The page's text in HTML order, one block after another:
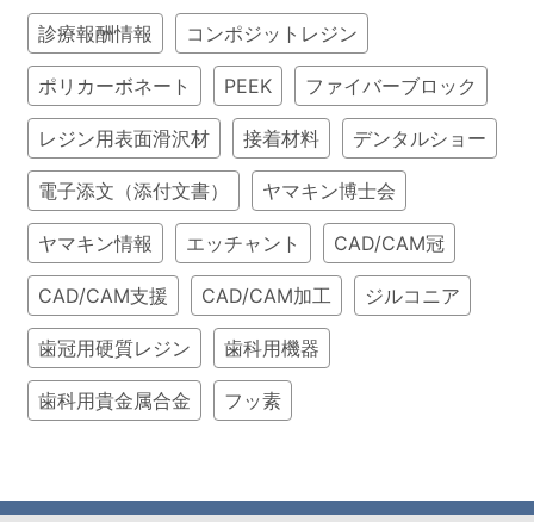
診療報酬情報 コンポジットレジン
ポリカーボネート PEEK ファイバーブロック
レジン用表面滑沢材 接着材料 デンタルショー
電子添文（添付文書） ヤマキン博士会
ヤマキン情報 エッチャント CAD/CAM冠
CAD/CAM支援 CAD/CAM加工 ジルコニア
歯冠用硬質レジン 歯科用機器
歯科用貴金属合金 フッ素